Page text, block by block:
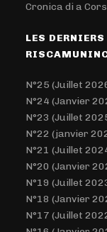
Cronica di a
LES
N°25 (Juillet
N°24 (Janvier
N°23 (Juillet
N°22 (janvier
N°21 (Juillet
N°20 (Janvier
N°19 (Juillet
N°18 (Janvier
N°17 (Juillet